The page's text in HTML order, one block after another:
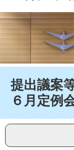
提出議案
６月定例会